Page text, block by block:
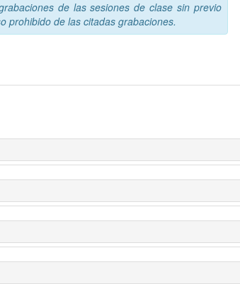
de las sesiones de clase sin previo
prohibido de las citadas grabaciones.